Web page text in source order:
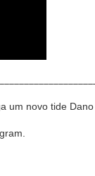
um novo tide